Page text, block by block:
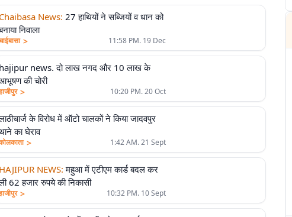
Chaibasa News: 27 हाथियों ने सब्जियों व धान को
निवाला
> 11:58 PM. 19 Dec
hajipur news. दो लाख नगद और 10 लाख के
की चोरी
> 10:20 PM. 20 Oct
के विरोध में ऑटो चालकों ने किया जादवपुर
का घेराव
> 1:42 AM. 21 Sept
HAJIPUR NEWS: महुआ में एटीएम कार्ड बदल कर
62 हजार रुपये की निकासी
> 10:32 PM. 10 Sept